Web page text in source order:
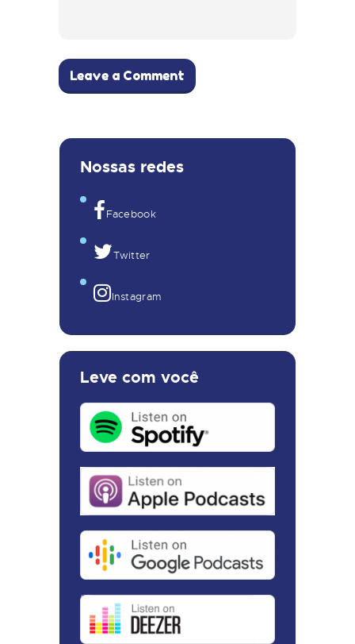
Nossas redes
Facebook
Twitter
Instagram
Leve com você